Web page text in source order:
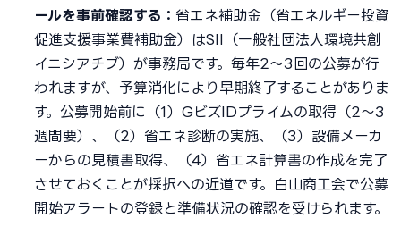
ールを事前確認する： 省エネ補助金（省エネルギー投資
促進支援事業費補助金）はSII（一般社団法人環境共創
イニシアチブ）が事務局です。毎年2〜3回の公募が行
われますが、予算消化により早期終了することがありま
す。公募開始前に（1）GビズIDプライムの取得（2〜3
週間要）、（2）省エネ診断の実施、（3）設備メーカ
ーからの見積書取得、（4）省エネ計算書の作成を完了
させておくことが採択への近道です。白山商工会で公募
開始アラートの登録と準備状況の確認を受けられます。